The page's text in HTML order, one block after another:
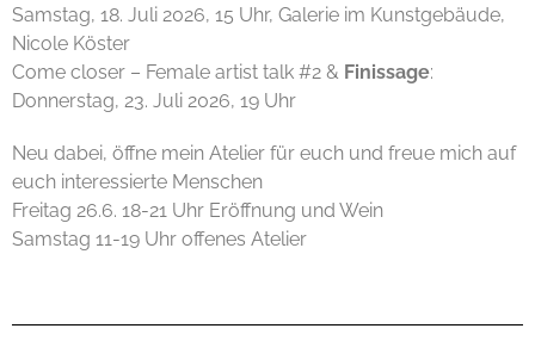
Samstag, 18. Juli 2026, 15 Uhr, Galerie im Kunstgebäude,
Nicole Köster
Come closer – Female artist talk #2 & Finissage:
Donnerstag, 23. Juli 2026, 19 Uhr
Neu dabei, öffne mein Atelier für euch und freue mich auf
euch interessierte Menschen
Freitag 26.6. 18-21 Uhr Eröffnung und Wein
Samstag 11-19 Uhr offenes Atelier